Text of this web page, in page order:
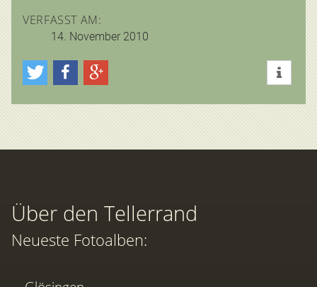
VERFASST AM:
14. November 2010
Über den Tellerrand
Neueste Fotoalben: